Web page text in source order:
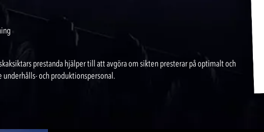
prestanda hjälper till att avgöra om sikten presterar på optimalt och
och produktionspersonal.